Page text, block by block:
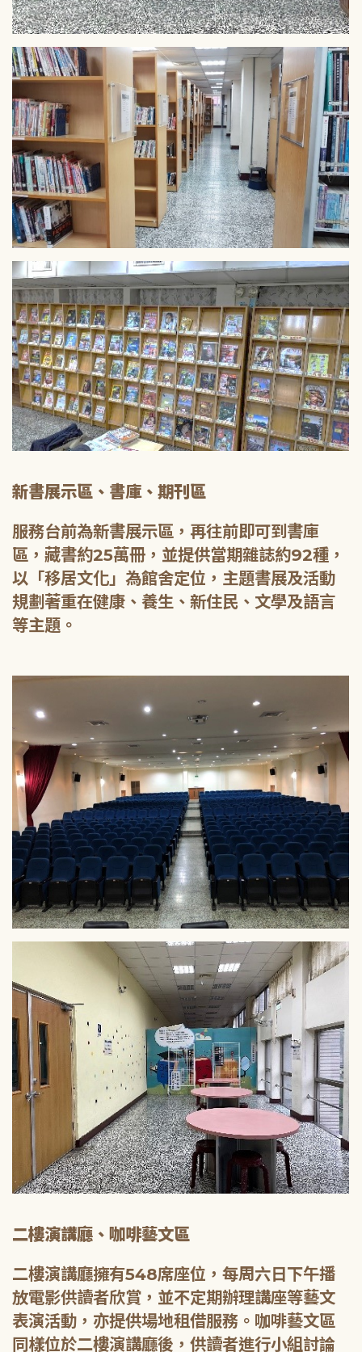
新書展示區、書庫、期刊區
服務台前為新書展示區，再往前即可到書庫
區，藏書約25萬冊，並提供當期雜誌約92種，
以「移居文化」為館舍定位，主題書展及活動
規劃著重在健康、養生、新住民、文學及語言
等主題。
二樓演講廳、咖啡藝文區
二樓演講廳擁有548席座位，每周六日下午播
放電影供讀者欣賞，並不定期辦理講座等藝文
表演活動，亦提供場地租借服務。咖啡藝文區
同樣位於二樓演講廳後，供讀者進行小組討論